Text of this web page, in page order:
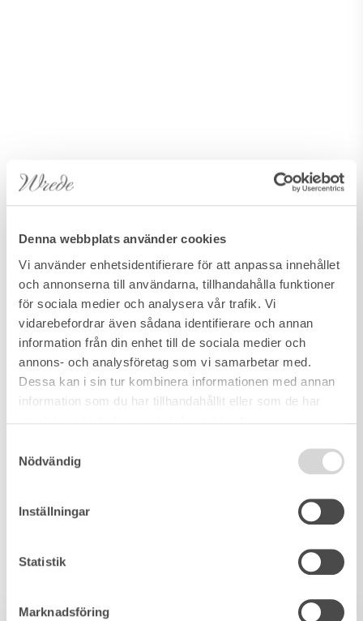
Denna webbplats använder cookies
Vi använder enhetsidentifierare för att anpassa innehållet
och annonserna till användarna, tillhandahålla funktioner
för sociala medier och analysera vår trafik. Vi
vidarebefordrar även sådana identifierare och annan
information från din enhet till de sociala medier och
annons- och analysföretag som vi samarbetar med.
Dessa kan i sin tur kombinera informationen med annan
information som du har tillhandahållit eller som de har
Nödvändig
Inställningar
Statistik
Marknadsföring